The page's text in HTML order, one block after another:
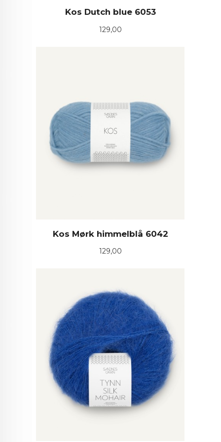
Kos Dutch blue 6053
Pris
129,00
Kos Mørk himmelblå 6042
Pris
129,00